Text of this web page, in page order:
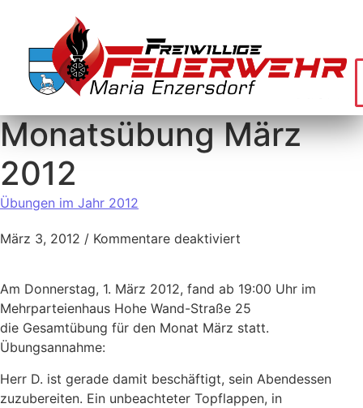
Monatsübung März
2012
Übungen im Jahr 2012
März 3, 2012 / Kommentare deaktiviert
Am Donnerstag, 1. März 2012, fand ab 19:00 Uhr im
Mehrparteienhaus Hohe Wand-Straße 25
die Gesamtübung für den Monat März statt.
Übungsannahme:
Herr D. ist gerade damit beschäftigt, sein Abendessen
zuzubereiten. Ein unbeachteter Topflappen, in